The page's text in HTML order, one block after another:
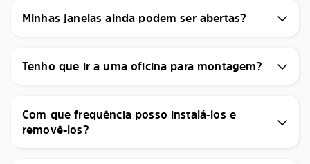
Minhas janelas ainda podem ser abertas?
Tenho que ir a uma oficina para montagem?
Com que frequência posso instalá-los e
removê-los?